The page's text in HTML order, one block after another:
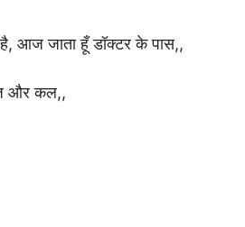
है, आज जाता हूँ डॉक्टर के पास,,
और कल,,